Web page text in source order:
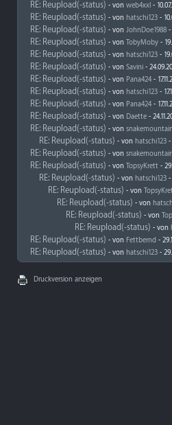
RE: Reupload(-status) - von web4xxl -
RE: Reupload(-status) - von hatschi123 -
RE: Reupload(-status) - von JohnDoe1988 -
RE: Reupload(-status) - von TobyMoby -
RE: Reupload(-status) - von hatschi123 -
RE: Reupload(-status) - von Savini -
RE: Reupload(-status) - von Pana424 -
RE: Reupload(-status) - von hatschi123 -
RE: Reupload(-status) - von Pana424 -
RE: Reupload(-status) - von Daette -
RE: Reupload(-status) - von snakemountain
RE: Reupload(-status) - von hatschi123 -
RE: Reupload(-status) - von snakemountain
RE: Reupload(-status) - von TopsyKrett -
RE: Reupload(-status) - von hatschi123 -
RE: Reupload(-status) - von
RE: Reupload(-status) - von
RE: Reupload(-status) - von
RE: Reupload(-status) - von
RE: Reupload(-status) - von Fettbernd -
RE: Reupload(-status) - von hatschi123 -
Druckversion anzeigen